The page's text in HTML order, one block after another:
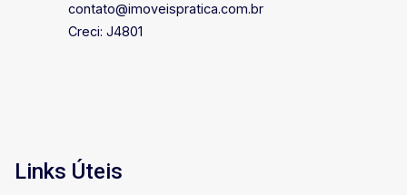
contato@imoveispratica.com.br
Creci: J4801
Links Úteis